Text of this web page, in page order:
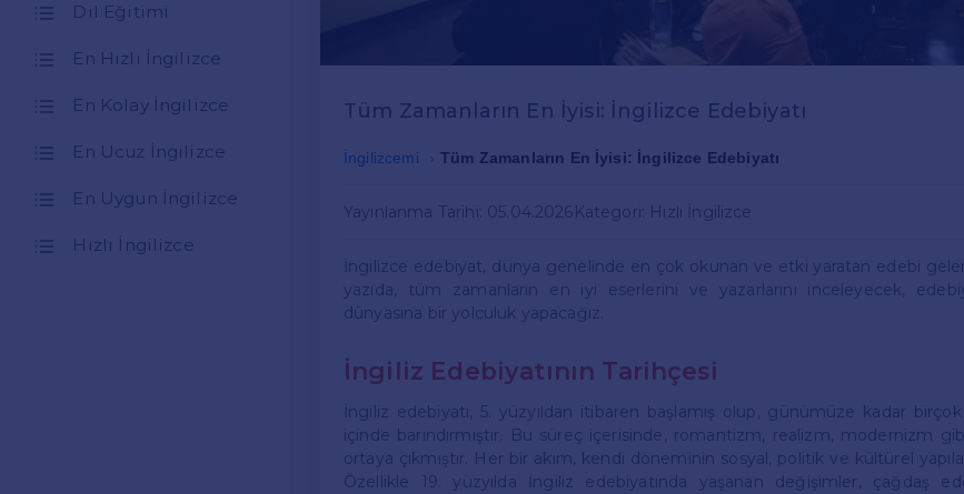
Dil Eğitimi
En Hızlı İngilizce
En Kolay İngilizce
En Ucuz İngilizce
En Uygun İngilizce
Hızlı İngilizce
Tüm Zamanların En İyisi: İngilizce Edebiyatı
İngilizcemi Tüm Zamanların En İyisi: İngilizce Edebiyatı
Yayınlanma Tarihi: 05.04.2026 Kategori: Hızlı İngilizce
İngilizce edebiyat, dünya genelinde en çok okunan ve etki yaratan edebi
yazıda, tüm zamanların en iyi eserlerini ve yazarlarını inceleyecek,
dünyasına bir yolculuk yapacağız.
İngiliz Edebiyatının Tarihçesi
İngiliz edebiyatı, 5. yüzyıldan itibaren başlamış olup, günümüze kadar birçok
içinde barındırmıştır. Bu süreç içerisinde, romantizm, realizm, modernizm
ortaya çıkmıştır. Her bir akım, kendi döneminin sosyal, politik ve kültürel
Özellikle 19. yüzyılda İngiliz edebiyatında yaşanan değişimler, çağdaş